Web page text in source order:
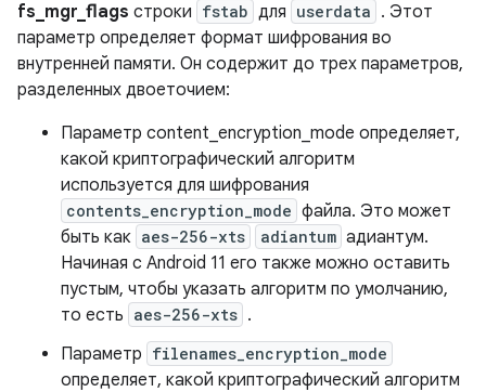
fs_mgr_flags строки fstab для userdata . Этот
параметр определяет формат шифрования во
внутренней памяти. Он содержит до трех параметров,
разделенных двоеточием:
Параметр content_encryption_mode определяет,
какой криптографический алгоритм
используется для шифрования
contents_encryption_mode файла. Это может
быть как aes-256-xts adiantum адиантум.
Начиная с Android 11 его также можно оставить
пустым, чтобы указать алгоритм по умолчанию,
то есть aes-256-xts .
Параметр filenames_encryption_mode
определяет, какой криптографический алгоритм